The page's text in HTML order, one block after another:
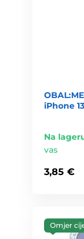
iPhone
Na
vas
3,85 €
Omjer